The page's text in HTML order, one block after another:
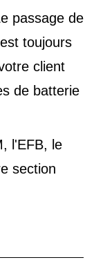
passage de
toujours
client
de batterie
l'EFB, le
section